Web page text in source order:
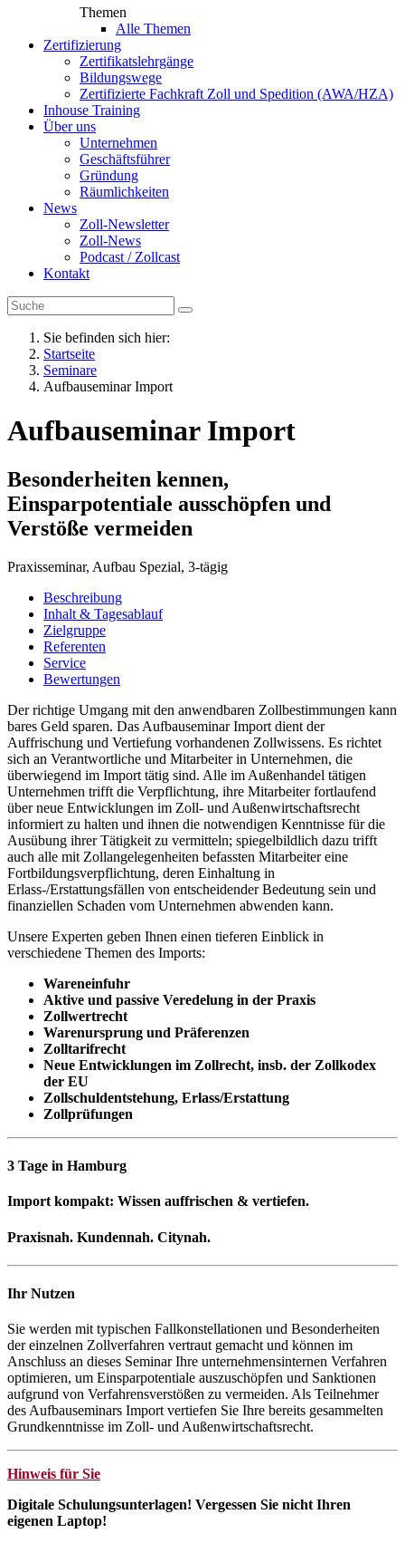
Themen
Alle Themen
Zertifizierung
Zertifikatslehrgänge
Bildungswege
Zertifizierte Fachkraft Zoll und Spedition (AWA/HZA)
Inhouse Training
Über uns
Unternehmen
Geschäftsführer
Gründung
Räumlichkeiten
News
Zoll-Newsletter
Zoll-News
Podcast / Zollcast
Kontakt
Sie befinden sich hier:
Startseite
Seminare
Aufbauseminar Import
Aufbauseminar Import
Besonderheiten kennen,
Einsparpotentiale ausschöpfen und
Verstöße vermeiden
Praxisseminar, Aufbau Spezial, 3-tägig
Beschreibung
Inhalt & Tagesablauf
Zielgruppe
Referenten
Service
Bewertungen
Der richtige Umgang mit den anwendbaren Zollbestimmungen kann
bares Geld sparen. Das Aufbauseminar Import dient der
Auffrischung und Vertiefung vorhandenen Zollwissens. Es richtet
sich an Verantwortliche und Mitarbeiter in Unternehmen, die
überwiegend im Import tätig sind. Alle im Außenhandel tätigen
Unternehmen trifft die Verpflichtung, ihre Mitarbeiter fortlaufend
über neue Entwicklungen im Zoll- und Außenwirtschaftsrecht
informiert zu halten und ihnen die notwendigen Kenntnisse für die
Ausübung ihrer Tätigkeit zu vermitteln; spiegelbildlich dazu trifft
auch alle mit Zollangelegenheiten befassten Mitarbeiter eine
Fortbildungsverpflichtung, deren Einhaltung in
Erlass-/Erstattungsfällen von entscheidender Bedeutung sein und
finanziellen Schaden vom Unternehmen abwenden kann.
Unsere Experten geben Ihnen einen tieferen Einblick in
verschiedene Themen des Imports:
Wareneinfuhr
Aktive und passive Veredelung in der Praxis
Zollwertrecht
Warenursprung und Präferenzen
Zolltarifrecht
Neue Entwicklungen im Zollrecht, insb. der Zollkodex
der EU
Zollschuldentstehung, Erlass/Erstattung
Zollprüfungen
3 Tage in Hamburg
Import kompakt: Wissen auffrischen & vertiefen.
Praxisnah. Kundennah. Citynah.
Ihr Nutzen
Sie werden mit typischen Fallkonstellationen und Besonderheiten
der einzelnen Zollverfahren vertraut gemacht und können im
Anschluss an dieses Seminar Ihre unternehmensinternen Verfahren
optimieren, um Einsparpotentiale auszuschöpfen und Sanktionen
aufgrund von Verfahrensverstößen zu vermeiden. Als Teilnehmer
des Aufbauseminars Import vertiefen Sie Ihre bereits gesammelten
Grundkenntnisse im Zoll- und Außenwirtschaftsrecht.
Hinweis für Sie
Digitale Schulungsunterlagen! Vergessen Sie nicht Ihren
eigenen Laptop!